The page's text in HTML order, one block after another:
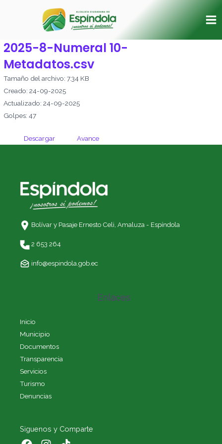
2025-8-Numeral 10-
Metadatos.csv
Tamaño del archivo: 7.34 KB
Creado: 24-09-2025
Actualizado: 24-09-2025
Golpes: 47
Descargar Avance
Bolívar y Pasaje Ernesto Celi, Amaluza - Espíndola
2 653 264
info@espindola.gob.ec
Enlaces
Inicio
Municipio
Documentos
Transparencia
Servicios
Turismo
Denuncias
Siguenos y Comparte